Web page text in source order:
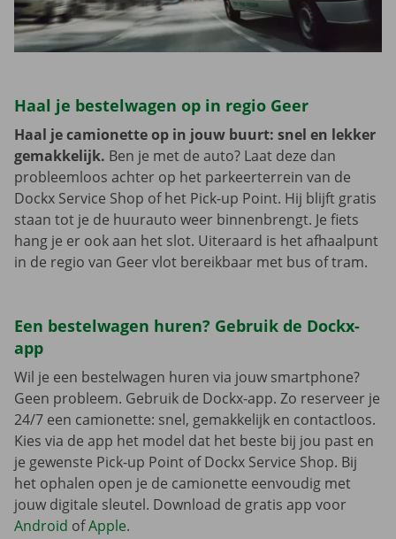
Haal je bestelwagen op in regio Geer
Haal je camionette op in jouw buurt: snel en lekker
gemakkelijk. Ben je met de auto? Laat deze dan
probleemloos achter op het parkeerterrein van de
Dockx Service Shop of het Pick-up Point. Hij blijft gratis
staan tot je de huurauto weer binnenbrengt. Je fiets
hang je er ook aan het slot. Uiteraard is het afhaalpunt
in de regio van Geer vlot bereikbaar met bus of tram.
Een bestelwagen huren? Gebruik de Dockx-
app
Wil je een bestelwagen huren via jouw smartphone?
Geen probleem. Gebruik de Dockx-app. Zo reserveer je
24/7 een camionette: snel, gemakkelijk en contactloos.
Kies via de app het model dat het beste bij jou past en
je gewenste Pick-up Point of Dockx Service Shop. Bij
het ophalen open je de camionette eenvoudig met
jouw digitale sleutel. Download de gratis app voor
Android ofApple.